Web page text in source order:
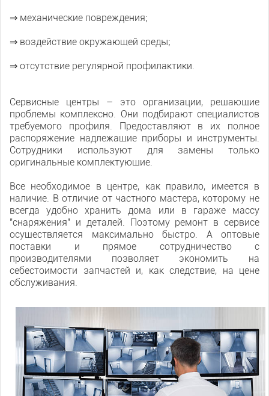
⇒ механические повреждения;
⇒ воздействие окружающей среды;
⇒ отсутствие регулярной профилактики.
Сервисные центры – это организации, решающие
проблемы комплексно. Они подбирают специалистов
требуемого профиля. Предоставляют в их полное
распоряжение надлежащие приборы и инструменты.
Сотрудники используют для замены только
оригинальные комплектующие.
Все необходимое в центре, как правило, имеется в
наличие. В отличие от частного мастера, которому не
всегда удобно хранить дома или в гараже массу
"снаряжения" и деталей. Поэтому ремонт в сервисе
осуществляется максимально быстро. А оптовые
поставки и прямое сотрудничество с
производителями позволяет экономить на
себестоимости запчастей и, как следствие, на цене
обслуживания.